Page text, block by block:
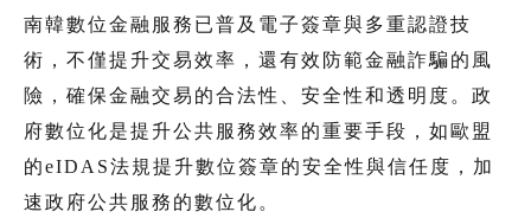
南韓數位金融服務已普及電子簽章與多重認證技
術，不僅提升交易效率，還有效防範金融詐騙的風
險，確保金融交易的合法性、安全性和透明度。政
府數位化是提升公共服務效率的重要手段，如歐盟
的eIDAS法規提升數位簽章的安全性與信任度，加
速政府公共服務的數位化。